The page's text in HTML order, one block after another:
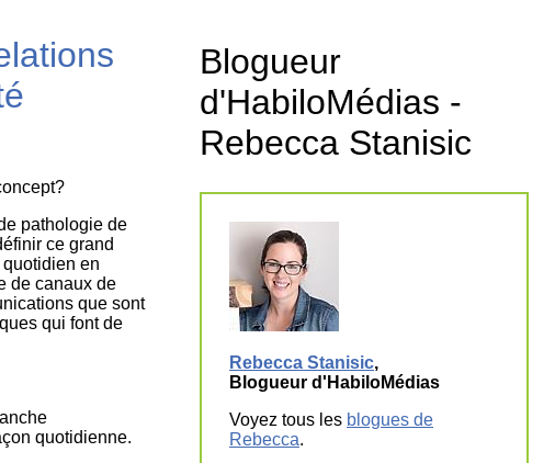
par province et
territoire
Cadre de
littératie
médias
101
Littératie
numérique
101
pathologie de
ce grand
en
de canaux de
que sont
qui font de
quotidienne.
Blogueur
d'HabiloMédias -
Rebecca Stanisic
Rebecca Stanisic,
Blogueur d'HabiloMédias
Voyez tous les blogues de
Rebecca.